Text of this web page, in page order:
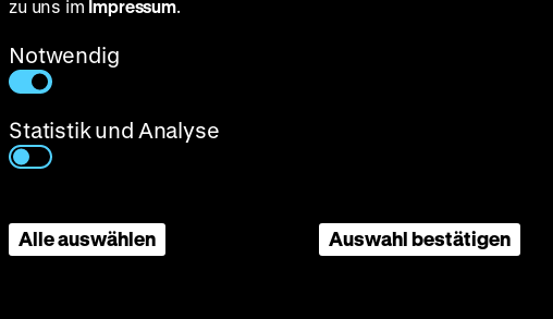
zu uns im Impressum.
Notwendig
Statistik und Analyse
Alle auswählen Auswahl bestätigen